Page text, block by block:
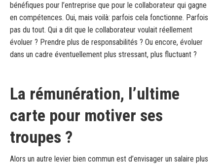
bénéfiques pour l’entreprise que pour le collaborateur qui gagne
en compétences. Oui, mais voilà: parfois cela fonctionne. Parfois
pas du tout. Qui a dit que le collaborateur voulait réellement
évoluer ? Prendre plus de responsabilités ? Ou encore, évoluer
dans un cadre éventuellement plus stressant, plus fluctuant ?
La rémunération, l’ultime
carte pour motiver ses
troupes ?
Alors un autre levier bien commun est d’envisager un salaire plus